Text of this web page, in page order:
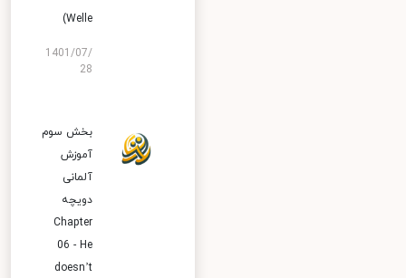
Welle)
1401/07/
28
بخش سوم
آموزش
آلمانی
دویچه
Chapter
06 - He
doesn’t